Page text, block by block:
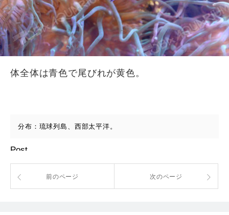
体全体は青色で尾びれが黄色。
分布：琉球列島、西部太平洋。
Post
前のページ 次のページ